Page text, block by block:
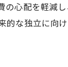
心配を軽減
な独立に向